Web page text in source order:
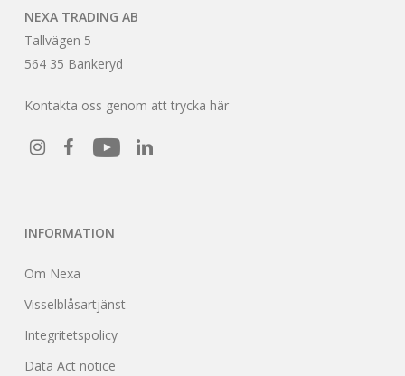
NEXA TRADING AB
Tallvägen 5
564 35 Bankeryd
Kontakta oss genom att trycka här
INFORMATION
Om Nexa
Visselblåsartjänst
Integritetspolicy
Data Act notice